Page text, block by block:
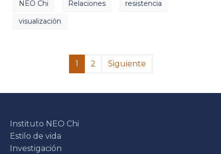
NEO Chi
Relaciones
resistencia
visualización
1 2 Siguiente
Instituto NEO Chi
Estilo de vida
Investigación